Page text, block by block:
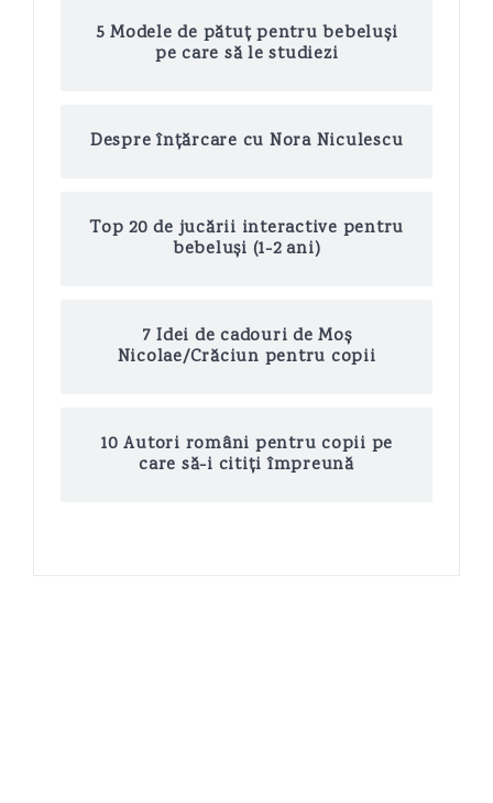
5 Modele de pătuț pentru bebeluși
pe care să le studiezi
Despre înțărcare cu Nora Niculescu
Top 20 de jucării interactive pentru
bebeluși (1-2 ani)
7 Idei de cadouri de Moș
Nicolae/Crăciun pentru copii
10 Autori români pentru copii pe
care să-i citiți împreună